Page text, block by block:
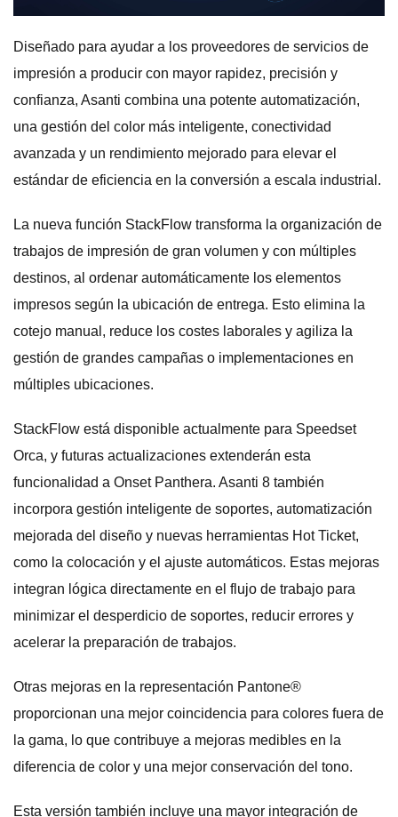
Diseñado para ayudar a los proveedores de servicios de
impresión a producir con mayor rapidez, precisión y
confianza, Asanti combina una potente automatización,
una gestión del color más inteligente, conectividad
avanzada y un rendimiento mejorado para elevar el
estándar de eficiencia en la conversión a escala industrial.
La nueva función StackFlow transforma la organización de
trabajos de impresión de gran volumen y con múltiples
destinos, al ordenar automáticamente los elementos
impresos según la ubicación de entrega. Esto elimina la
cotejo manual, reduce los costes laborales y agiliza la
gestión de grandes campañas o implementaciones en
múltiples ubicaciones.
StackFlow está disponible actualmente para Speedset
Orca, y futuras actualizaciones extenderán esta
funcionalidad a Onset Panthera. Asanti 8 también
incorpora gestión inteligente de soportes, automatización
mejorada del diseño y nuevas herramientas Hot Ticket,
como la colocación y el ajuste automáticos. Estas mejoras
integran lógica directamente en el flujo de trabajo para
minimizar el desperdicio de soportes, reducir errores y
acelerar la preparación de trabajos.
Otras mejoras en la representación Pantone®
proporcionan una mejor coincidencia para colores fuera de
la gama, lo que contribuye a mejoras medibles en la
diferencia de color y una mejor conservación del tono.
Esta versión también incluye una mayor integración de